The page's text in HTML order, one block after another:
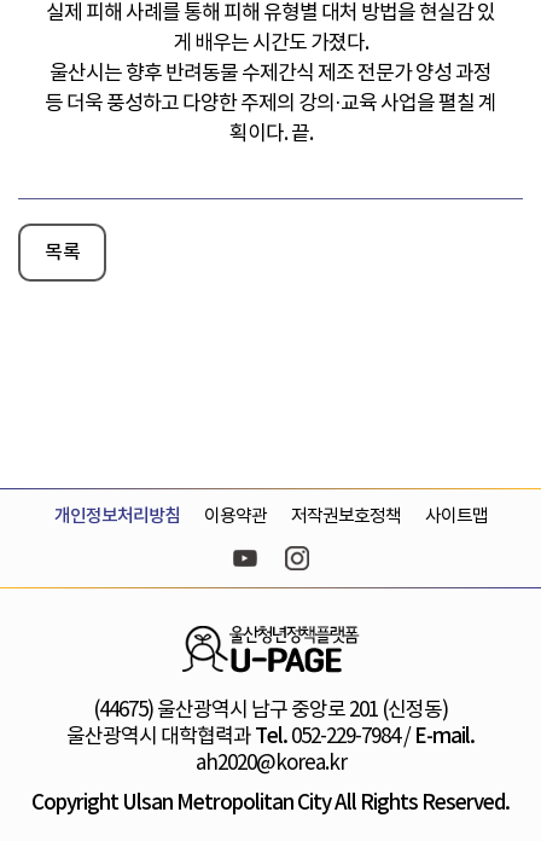
실제 피해 사례를 통해 피해 유형별 대처 방법을 현실감 있
게 배우는 시간도 가졌다.
울산시는 향후 반려동물 수제간식 제조 전문가 양성 과정
등 더욱 풍성하고 다양한 주제의 강의·교육 사업을 펼칠 계
획이다. 끝.
목록
개인정보처리방침 이용약관 저작권보호정책 사이트맵
(44675) 울산광역시 남구 중앙로 201 (신정동)
울산광역시 대학협력과 Tel. 052-229-7984/ E-mail.
ah2020@korea.kr
Copyright Ulsan Metropolitan City All Rights Reserved.